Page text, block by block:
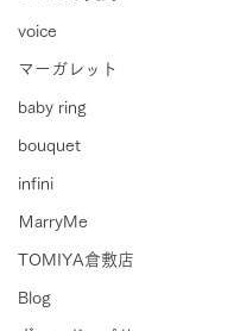
voice
マーガレット
baby ring
bouquet
infini
ＭarryMe
TOMIYA倉敷店
Blog